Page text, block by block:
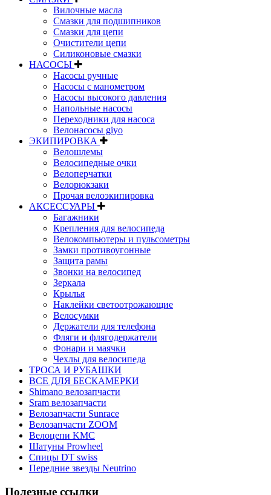
Вилочные масла
Смазки для подшипников
Смазки для цепи
Очистители цепи
Силиконовые смазки
НАСОСЫ
Насосы ручные
Насосы с манометром
Насосы высокого давления
Напольные насосы
Переходники для насоса
Велонасосы giyo
ЭКИПИРОВКА
Велошлемы
Велосипедные очки
Велоперчатки
Велорюкзаки
Прочая велоэкипировка
АКСЕССУАРЫ
Багажники
Крепления для велосипеда
Велокомпьютеры и пульсометры
Замки противоугонные
Защита рамы
Звонки на велосипед
Зеркала
Крылья
Наклейки светоотрожающие
Велосумки
Держатели для телефона
Фляги и флягодержатели
Фонари и маячки
Чехлы для велосипеда
ТРОСА И РУБАШКИ
ВСЕ ДЛЯ БЕСКАМЕРКИ
Shimano велозапчасти
Sram велозапчасти
Велозапчасти Sunrace
Велозапчасти ZOOM
Велоцепи KMC
Шатуны Prowheel
Спицы DT swiss
Передние звезды Neutrino
Полезные ссылки